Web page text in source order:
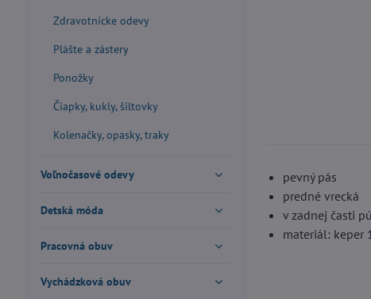
pevný pás
predné vrecká
v zadnej časti
materiál: keper
Zdravotnícke odevy
Plášte a zástery
Ponožky
Čiapky, kukly, šiltovky
Kolenačky, opasky, traky
Voľnočasové odevy
Detská móda
Pracovná obuv
Vychádzková obuv